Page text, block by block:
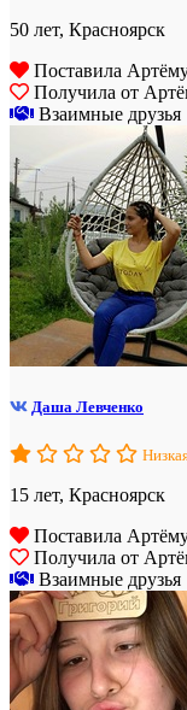
50 лет, Красноярск
Поставила
Получила от
Взаимные друзья
Даша Левченко
15 лет, Красноярск
Поставила
Получила от
Взаимные друзья